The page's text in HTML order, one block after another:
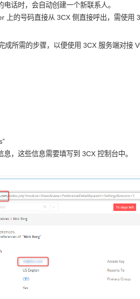
电话时，会自动创建一个新联系人。
上的号码直接从 3CX 侧直接呼出，需使用
成所需的步骤，以便使用 3CX 服务端对接
，这些信息需要填写到 3CX 控制台中。